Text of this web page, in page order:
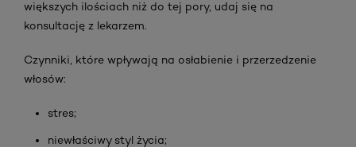
większych ilościach niż do tej pory, udaj się na
konsultację z lekarzem.
Czynniki, które wpływają na osłabienie i przerzedzenie
włosów:
stres;
niewłaściwy styl życia;